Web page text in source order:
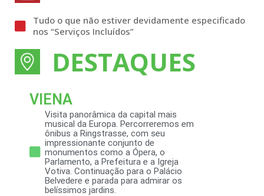
Tudo o que não estiver devidamente especificado
nos “Serviços Incluídos”
DESTAQUES
VIENA
Visita panorâmica da capital mais
musical da Europa. Percorreremos em
ônibus a Ringstrasse, com seu
impressionante conjunto de
monumentos como a Ópera, o
Parlamento, a Prefeitura e a Igreja
Votiva. Continuação para o Palácio
Belvedere e parada para admirar os
belíssimos jardins.